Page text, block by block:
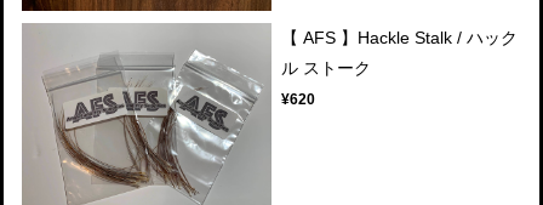
【 AFS 】Hackle Stalk / ハック
ル ストーク
¥620